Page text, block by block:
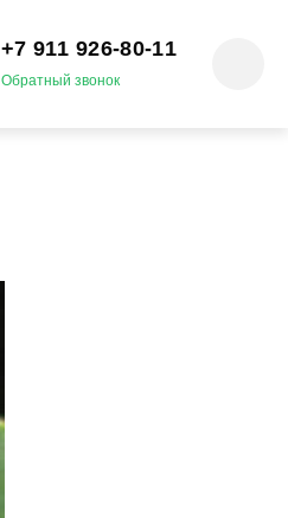
+7 911 926-80-11‬
Обратный звонок